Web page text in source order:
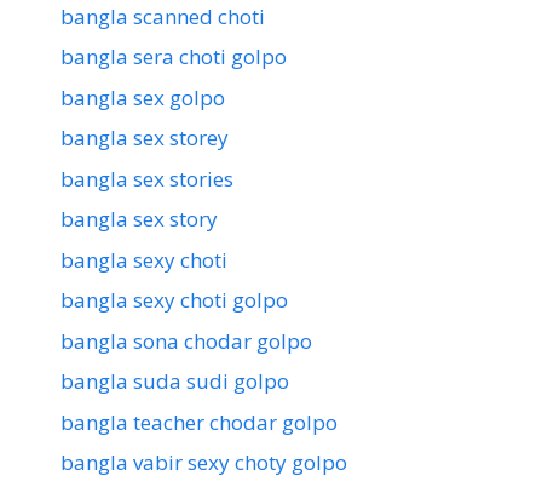
bangla scanned choti
bangla sera choti golpo
bangla sex golpo
bangla sex storey
bangla sex stories
bangla sex story
bangla sexy choti
bangla sexy choti golpo
bangla sona chodar golpo
bangla suda sudi golpo
bangla teacher chodar golpo
bangla vabir sexy choty golpo